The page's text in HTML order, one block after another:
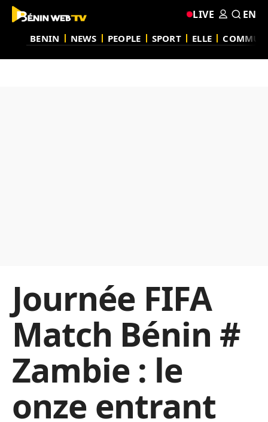
BENIN NEWS PEOPLE SPORT ELLE
LIVE EN
Journée FIFA
Match Bénin #
Zambie : le
onze entrant